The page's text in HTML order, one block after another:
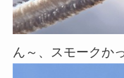
ん～、スモークか